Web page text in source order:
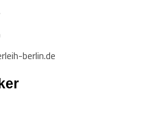
berlin.de